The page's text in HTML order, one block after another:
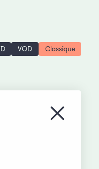
VOD Classique
Fermer